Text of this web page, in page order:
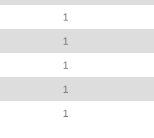
1
1
1
1
1